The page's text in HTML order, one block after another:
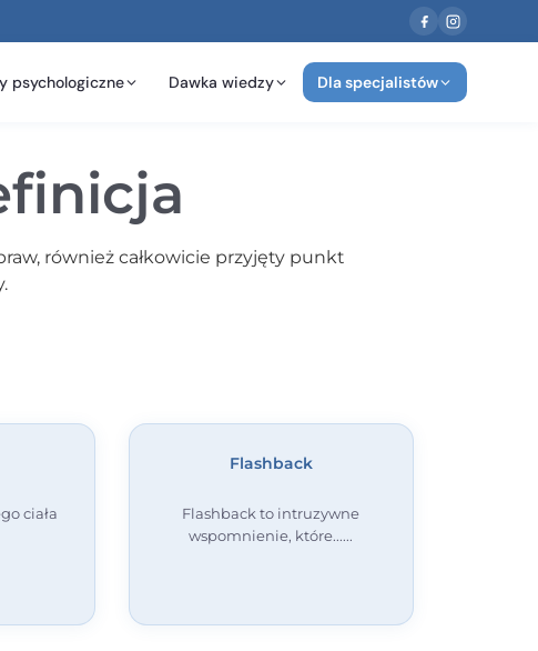
psychologiczne Dawka wiedzy Dla specjalistów
również całkowicie przyjęty punkt
ciała
Flashback
Flashback to intruzywne
wspomnienie, które...